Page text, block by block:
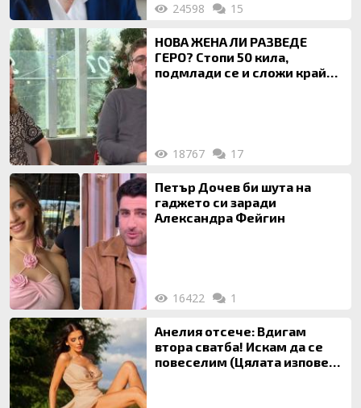
24598 15
НОВА ЖЕНА ЛИ РАЗВЕДЕ
ГЕРО? Стопи 50 кила,
подмлади се и сложи край
18767 17
Петър Дочев би шута на
гаджето си заради
Александра Фейгин
16422 1
Анелия отсече: Вдигам
втора сватба! Искам да се
повеселим (Цялата изповед